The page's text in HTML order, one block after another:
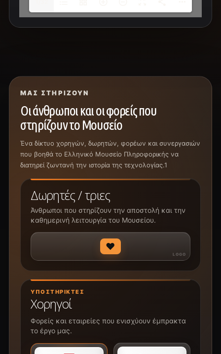
ΜΑΣ ΣΤΗΡΊΖΟΥΝ
Οι άνθρωποι και οι φορείς που
στηρίζουν το Μουσείο
Ένα δίκτυο χορηγών, δωρητών, φορέων και συνεργασιών
που βοηθά το Ελληνικό Μουσείο Πληροφορικής να
διατηρεί ζωντανή την ιστορία της τεχνολογίας.1
Δωρητές / τριες
Άνθρωποι που στηρίζουν την αποστολή και την
καθημερινή λειτουργία του Μουσείου.
♥
ΥΠΟΣΤΗΡΙΚΤΈΣ
Χορηγοί
Φορείς και εταιρείες που ενισχύουν έμπρακτα
το έργο μας.